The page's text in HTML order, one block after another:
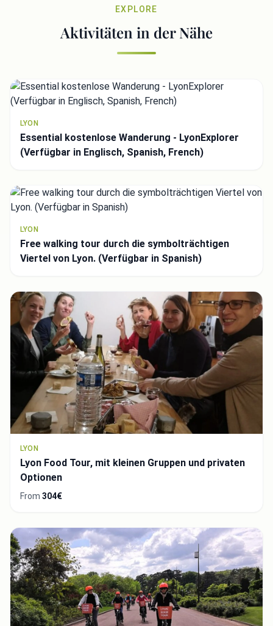
EXPLORE
Aktivitäten in der Nähe
LYON
Essential kostenlose Wanderung - LyonExplorer
(Verfügbar in Englisch, Spanish, French)
LYON
Free walking tour durch die symbolträchtigen
Viertel von Lyon. (Verfügbar in Spanish)
LYON
Lyon Food Tour, mit kleinen Gruppen und privaten
Optionen
From 304€